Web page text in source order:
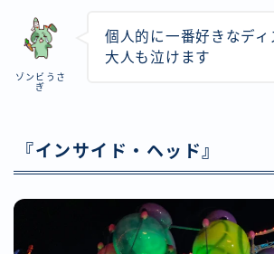
ゾンビうさ
ぎ
個人的に一番好きなディ
大人も泣けます
『インサイド・ヘッド』